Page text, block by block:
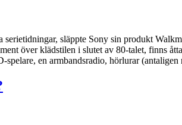
serietidningar, släppte Sony sin produkt
över klädstilen i slutet av 80-talet, finns
en armbandsradio, hörlurar